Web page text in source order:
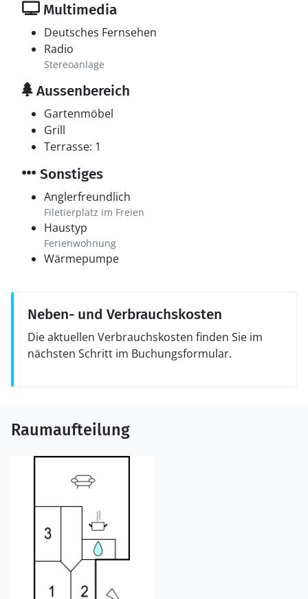
Multimedia
Deutsches Fernsehen
Radio
Stereoanlage
Aussenbereich
Gartenmöbel
Grill
Terrasse: 1
Sonstiges
Anglerfreundlich
Filetierplatz im Freien
Haustyp
Ferienwohnung
Wärmepumpe
Neben- und Verbrauchskosten
Die aktuellen Verbrauchskosten finden Sie im
nächsten Schritt im Buchungsformular.
Raumaufteilung